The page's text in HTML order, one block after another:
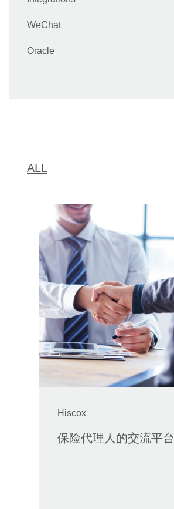
WeChat
Oracle
ALL
Hiscox
保险代理人的交流平台